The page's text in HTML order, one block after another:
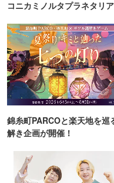
コニカミノルタプラネタリア
錦糸町PARCOと楽天地を巡
解き企画が開催！